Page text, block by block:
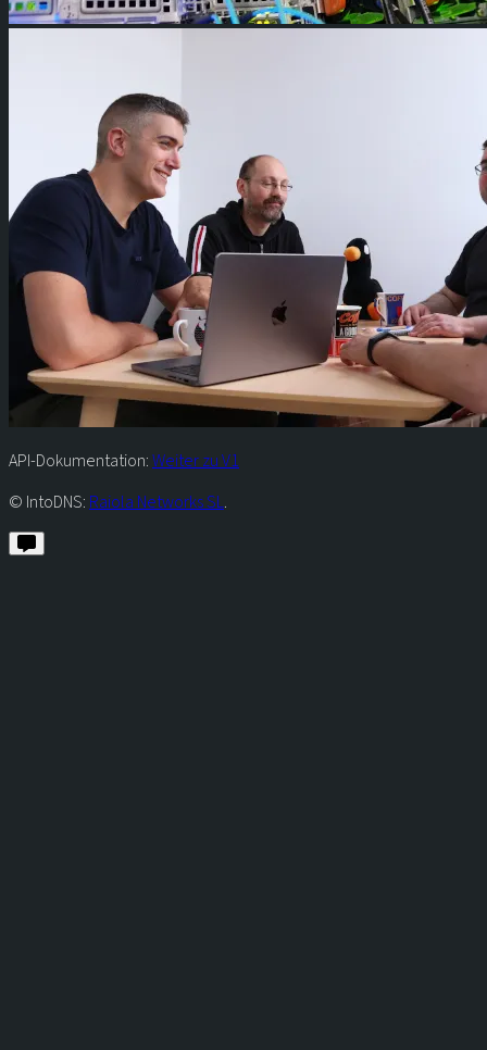
API-Dokumentation:Weiter zu V1
© IntoDNS: Raiola Networks SL.